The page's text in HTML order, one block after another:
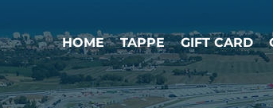
HOME TAPPE GIFT CARD